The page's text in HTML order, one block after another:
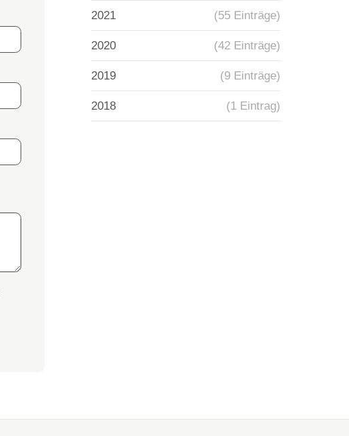
2021 (55 Einträge)
2020 (42 Einträge)
2019 (9 Einträge)
2018 (1 Eintrag)